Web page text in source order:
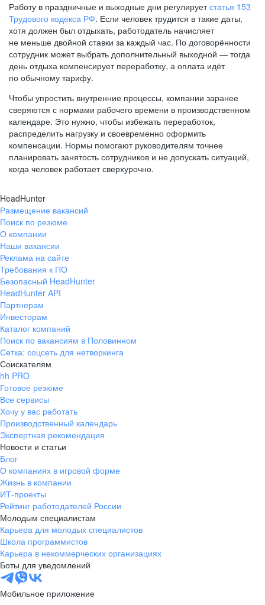
Работу в праздничные и выходные дни регулируетстатья 153
Трудового кодекса РФ. Если человек трудится в такие даты,
хотя должен был отдыхать, работодатель начисляет
не меньше двойной ставки за каждый час. По договорённости
сотрудник может выбрать дополнительный выходной — тогда
день отдыха компенсирует переработку, а оплата идёт
по обычному тарифу.
Чтобы упростить внутренние процессы, компании заранее
сверяются с нормами рабочего времени в производственном
календаре. Это нужно, чтобы избежать переработок,
распределить нагрузку и своевременно оформить
компенсации. Нормы помогают руководителям точнее
планировать занятость сотрудников и не допускать ситуаций,
когда человек работает сверхурочно.
HeadHunter
Размещение вакансий
Поиск по резюме
О компании
Наши вакансии
Реклама на сайте
Требования к ПО
Безопасный HeadHunter
HeadHunter API
Партнерам
Инвесторам
Каталог компаний
Поиск по вакансиям в Половинном
Сетка: соцсеть для нетворкинга
Соискателям
hh PRO
Готовое резюме
Все сервисы
Хочу у вас работать
Производственный календарь
Экспертная рекомендация
Новости и статьи
Блог
О компаниях в игровой форме
Жизнь в компании
ИТ-проекты
Рейтинг работодателей России
Молодым специалистам
Карьера для молодых специалистов
Школа программистов
Карьера в некоммерческих организациях
Боты для уведомлений
Мобильное приложение